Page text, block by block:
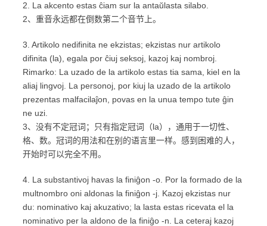
2. La akcento estas ĉiam sur la antaŭlasta silabo.
2、重音永远都在倒数第二个音节上。
3. Artikolo nedifinita ne ekzistas; ekzistas nur artikolo
difinita (la), egala por ĉiuj seksoj, kazoj kaj nombroj.
Rimarko: La uzado de la artikolo estas tia sama, kiel en la
aliaj lingvoj. La personoj, por kiuj la uzado de la artikolo
prezentas malfacilaĵon, povas en la unua tempo tute ĝin
ne uzi.
3、没有不定冠词；只有指定冠词（la），通用于一切性、
格、数。冠词的用法和在别的语言里一样。感到困难的人，
开始时可以完全不用。
4. La substantivoj havas la finiĝon -o. Por la formado de la
multnombro oni aldonas la finiĝon -j. Kazoj ekzistas nur
du: nominativo kaj akuzativo; la lasta estas ricevata el la
nominativo per la aldono de la finiĝo -n. La ceteraj kazoj